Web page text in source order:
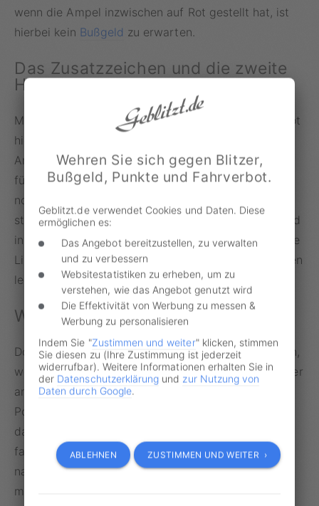
wenn die Ampel inzwischen auf Rot gestellt hat, ist
hierbei kein Bußgeld zu erwarten.
Das Zusatzzeichen und die zweite
Haltelinie
Manche Ampeln sind mit dem Zusatzzeichen „bei Rot
hier halten“ versehen, wenn zum Beispiel vor der
Ampelanlage noch eine Einmündung nach rechts
führt. Neben der eigentlichen Haltelinie gibt es also
noch eine zweite, vorgezogene Linie, an der man
stoppen muss. Andernfalls wird ein Verwarnungsgeld
in Höhe von 10 Euro fällig. Befindet sich diese zweite
Linie nicht auf der Fahrbahn, dient das Zusatzzeichen
lediglich als Empfehlung.
Wann man bei Rot fahren darf
Doch auch bei einer roten Ampel gibt es Ausnahmen,
welche die Regel bestätigten. So muss ein Autofahrer
angesichts sich nähernder Rettungs- und
Polizeifahrzeuge unbedingt Platz machen und darf
dabei sogar ein kleines Stück über die Haltelinie
fahren. Auch eine offensichtlich kaputte Ampel, die
nach rund fünfminütigem Halten keine Grünphase
mehr anzeigt, darf vorsichtig überquert werden.
Wehren Sie sich gegen Blitzer,
Bußgeld, Punkte und Fahrverbot.
Geblitzt.de verwendet Cookies und Daten. Diese
ermöglichen es:
Das Angebot bereitzustellen, zu verwalten
und zu verbessern
Websitestatistiken zu erheben, um zu
verstehen, wie das Angebot genutzt wird
Die Effektivität von Werbung zu messen &
Werbung zu personalisieren
Indem Sie "Zustimmen und weiter" klicken, stimmen
Sie diesen zu (Ihre Zustimmung ist jederzeit
widerrufbar). Weitere Informationen erhalten Sie in
der Datenschutzerklärung und zur Nutzung von
Daten durch Google.
ABLEHNEN ZUSTIMMEN UND WEITER ›